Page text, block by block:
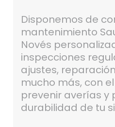
Disponemos de
mantenimiento
Novés
inspecciones
ajustes,
mucho más, con
prevenir averías y
durabilidad de tu